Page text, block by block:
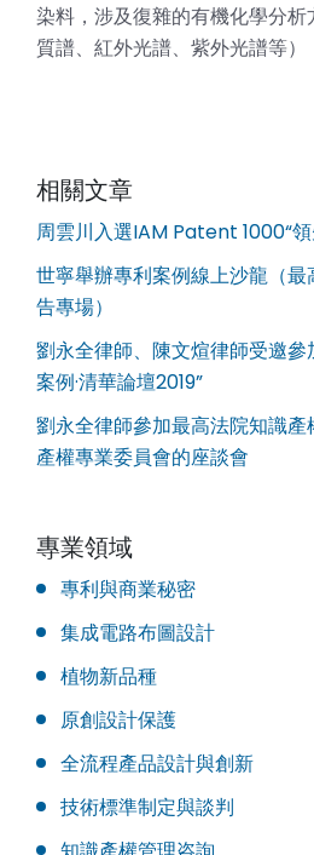
染料，涉及復雜的有機化學分析
質譜、紅外光譜、紫外光譜等）
相關文章
周雲川入選IAM Patent 1000“
世寧舉辦專利案例線上沙龍（最
告專場）
劉永全律師、陳文煊律師受邀參
案例·清華論壇2019”
劉永全律師參加最高法院知識
產權專業委員會的座談會
專業領域
專利與商業秘密
集成電路布圖設計
植物新品種
原創設計保護
全流程產品設計與創新
技術標準制定與談判